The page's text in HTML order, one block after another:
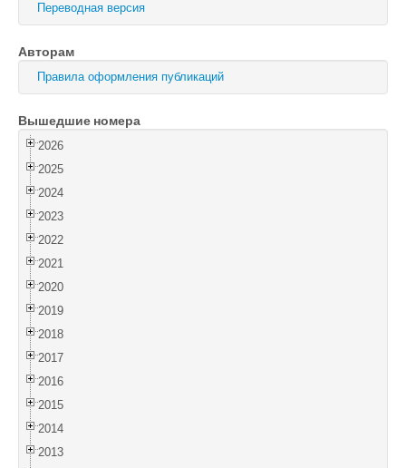
Поиск
Переводная версия
Авторам
Правила оформления публикаций
Вышедшие номера
2026
2025
2024
2023
2022
2021
2020
2019
2018
2017
2016
2015
2014
2013